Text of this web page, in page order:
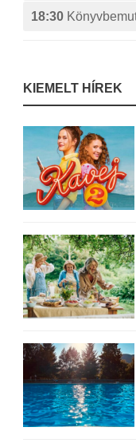
18:30
KIEMELT HÍREK